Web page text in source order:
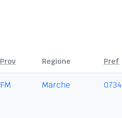
Prov Regione Pref
FM Marche 0734